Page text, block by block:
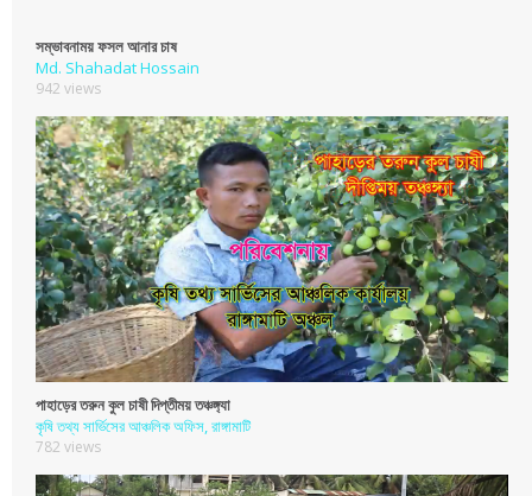
সম্ভাবনাময় ফসল আনার চাষ
Md. Shahadat Hossain
942 views
পাহাড়ের তরুন কুল চাষী দিপ্তীময় তঞ্চঙ্গ্যা
কৃষি তথ্য সার্ভিসের আঞ্চলিক অফিস, রাঙ্গামাটি
782 views